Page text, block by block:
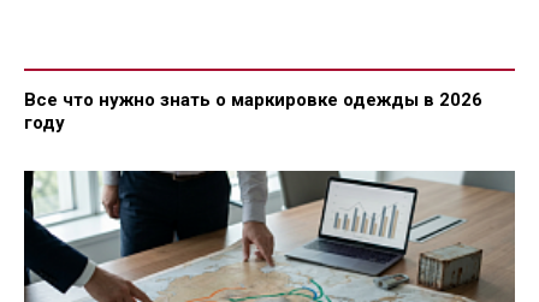
Все что нужно знать о маркировке одежды в 2026
году